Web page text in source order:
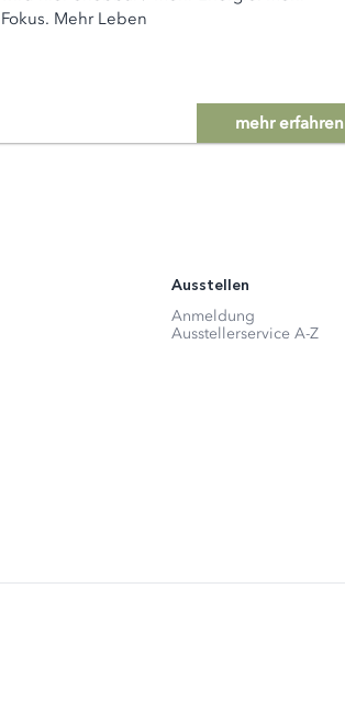
Fokus. Mehr Leben
mehr erfahren
Ausstellen
Anmeldung
Ausstellerservice A-Z